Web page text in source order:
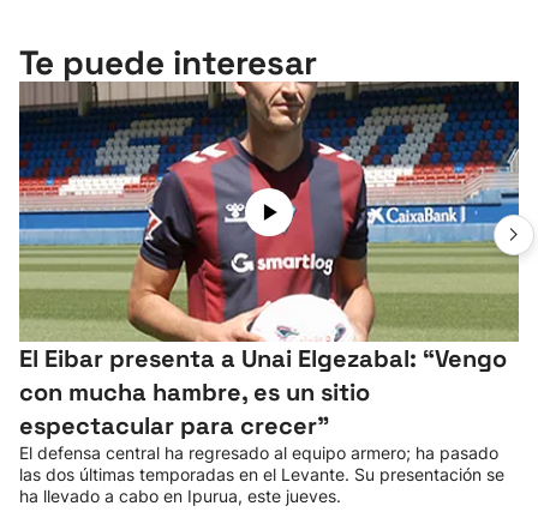
Te puede interesar
El Eibar presenta a Unai Elgezabal: “Vengo
con mucha hambre, es un sitio
espectacular para crecer”
El defensa central ha regresado al equipo armero; ha pasado
las dos últimas temporadas en el Levante. Su presentación se
ha llevado a cabo en Ipurua, este jueves.